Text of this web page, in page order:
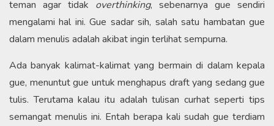
teman agar tidak overthinking, sebenarnya gue sendiri
mengalami hal ini. Gue sadar sih, salah satu hambatan gue
dalam menulis adalah akibat ingin terlihat sempurna.
Ada banyak kalimat-kalimat yang bermain di dalam kepala
gue, menuntut gue untuk menghapus draft yang sedang gue
tulis. Terutama kalau itu adalah tulisan curhat seperti tips
semangat menulis ini. Entah berapa kali sudah gue terdiam